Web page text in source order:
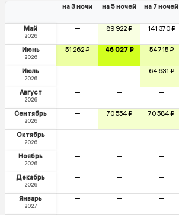
на 3 ночи на 5 ночей на 7 ночей
Май
2026
— 89 922 ₽ 141 370 ₽
Июнь
2026
51 262 ₽ 46 027 ₽ 54 715 ₽
Июль
2026
— — 64 631 ₽
Август
2026
— — —
Сентябрь
2026
— 70 554 ₽ 70 584 ₽
Октябрь
2026
— — —
Ноябрь
2026
— — —
Декабрь
2026
— — —
Январь
2027
— — —